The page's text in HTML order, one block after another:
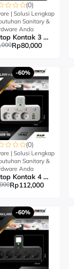
(0)
| Solusi Lengkap
Sanitary &
Anda
Match Stop Kontak 3 Lubang-Power Strip
Rp80,000
-60%
(0)
| Solusi Lengkap
Sanitary &
Anda
Match Stop Kontak 4 Lubang USB-Power Strip
Rp112,000
-60%